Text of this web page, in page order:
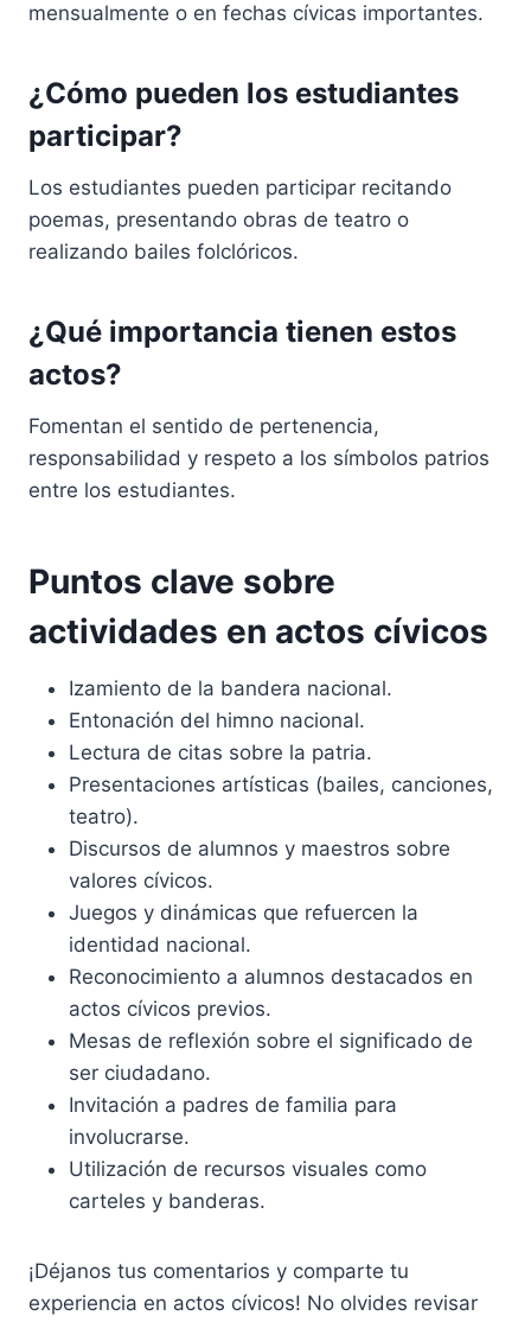
mensualmente o en fechas cívicas importantes.
¿Cómo pueden los estudiantes
participar?
Los estudiantes pueden participar recitando
poemas, presentando obras de teatro o
realizando bailes folclóricos.
¿Qué importancia tienen estos
actos?
Fomentan el sentido de pertenencia,
responsabilidad y respeto a los símbolos patrios
entre los estudiantes.
Puntos clave sobre
actividades en actos cívicos
Izamiento de la bandera nacional.
Entonación del himno nacional.
Lectura de citas sobre la patria.
Presentaciones artísticas (bailes, canciones,
teatro).
Discursos de alumnos y maestros sobre
valores cívicos.
Juegos y dinámicas que refuercen la
identidad nacional.
Reconocimiento a alumnos destacados en
actos cívicos previos.
Mesas de reflexión sobre el significado de
ser ciudadano.
Invitación a padres de familia para
involucrarse.
Utilización de recursos visuales como
carteles y banderas.
¡Déjanos tus comentarios y comparte tu
experiencia en actos cívicos! No olvides revisar